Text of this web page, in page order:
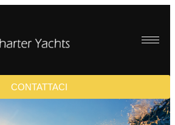
CONTATTACI